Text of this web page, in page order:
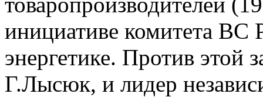
инициативе комитета
энергетике. Против
Г.Лысюк, и лидер